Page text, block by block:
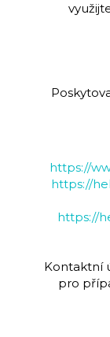
https://
https://
https://
Kontaktní
pro